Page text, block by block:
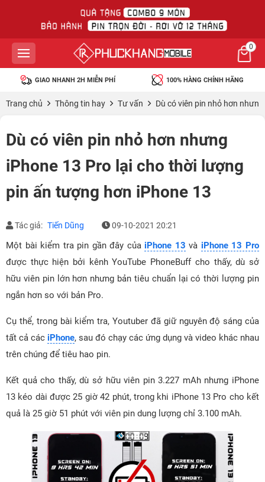
0
GIAO NHANH 2H MIỄN PHÍ 100% HÀNG CHÍNH HÃNG
Trang chủ Thông tin hay Tư vấn Dù có viên pin nhỏ hơn
Dù có viên pin nhỏ hơn nhưng
iPhone 13 Pro lại cho thời lượng
pin ấn tượng hơn iPhone 13
Tác giả: Tiến Dũng 09-10-2021 20:21
Một bài kiểm tra pin gần đây của iPhone 13 và iPhone 13 Pro
được thực hiện bởi kênh YouTube PhoneBuff cho thấy, dù sở
hữu viên pin lớn hơn nhưng bản tiêu chuẩn lại có thời lượng pin
ngắn hơn so với bản Pro.
Cụ thể, trong bài kiểm tra, Youtuber đã giữ nguyên độ sáng của
tất cả các iPhone, sau đó chạy các ứng dụng và video khác nhau
trên chúng để tiêu hao pin.
Kết quả cho thấy, dù sở hữu viên pin 3.227 mAh nhưng iPhone
13 kéo dài được 25 giờ 42 phút, trong khi iPhone 13 Pro cho kết
quả là 25 giờ 51 phút với viên pin dung lượng chỉ 3.100 mAh.